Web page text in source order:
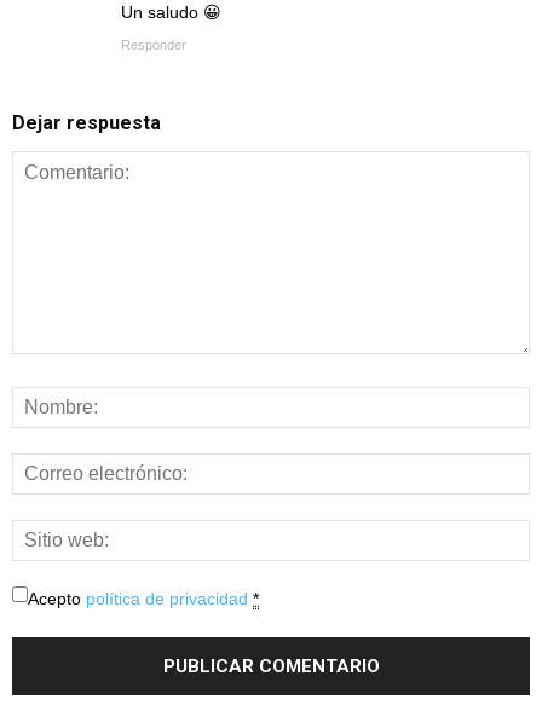
Un saludo 😀
Responder
Dejar respuesta
Acepto política de privacidad *